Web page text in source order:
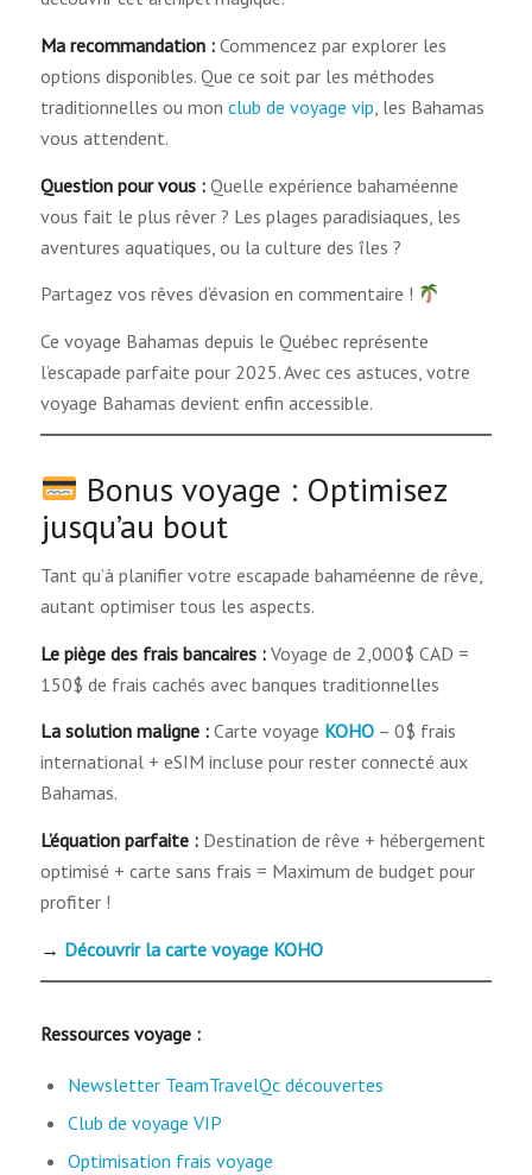
Ma recommandation :Commencez par explorer les
options disponibles. Que ce soit par les méthodes
traditionnelles ou mon club de voyage vip , les Bahamas
vous attendent.
Question pour vous :Quelle expérience bahaméenne
vous fait le plus rêver ? Les plages paradisiaques, les
aventures aquatiques, ou la culture des îles ?
Partagez vos rêves d’évasion en commentaire !
Ce voyage Bahamas depuis le Québec représente
l’escapade parfaite pour 2025. Avec ces astuces, votre
voyage Bahamas devient enfin accessible.
Bonus voyage : Optimisez
jusqu’au bout
Tant qu’à planifier votre escapade bahaméenne de rêve,
autant optimiser tous les aspects.
Le piège des frais bancaires :Voyage de 2,000$ CAD =
150$ de frais cachés avec banques traditionnelles
La solution maligne :Carte voyage KOHO– 0$ frais
international + eSIM incluse pour rester connecté aux
Bahamas.
L’équation parfaite :Destination de rêve + hébergement
optimisé + carte sans frais = Maximum de budget pour
profiter !
→ Découvrir la carte voyage KOHO
Ressources voyage :
Newsletter TeamTravelQc découvertes
Club de voyage VIP
Optimisation frais voyage